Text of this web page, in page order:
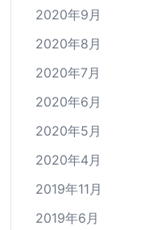
2020年9月
2020年8月
2020年7月
2020年6月
2020年5月
2020年4月
2019年11月
2019年6月